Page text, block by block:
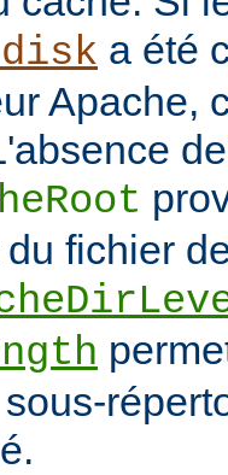
a été
Apache,
fichier